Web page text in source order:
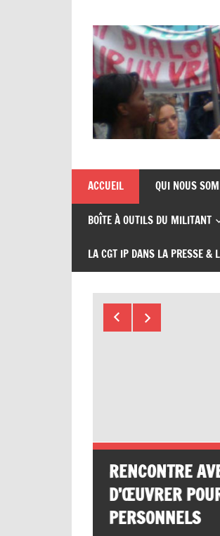
content
CGT
insertion
probation
de
syndicats
CGT
insertion
ACCUEIL QUI NOUS
BOÎTE À OUTILS DU MILITANT
LA CGT IP DANS LA PRESSE &
RENCONTRE
D’ŒUVRER
PERSONNELS